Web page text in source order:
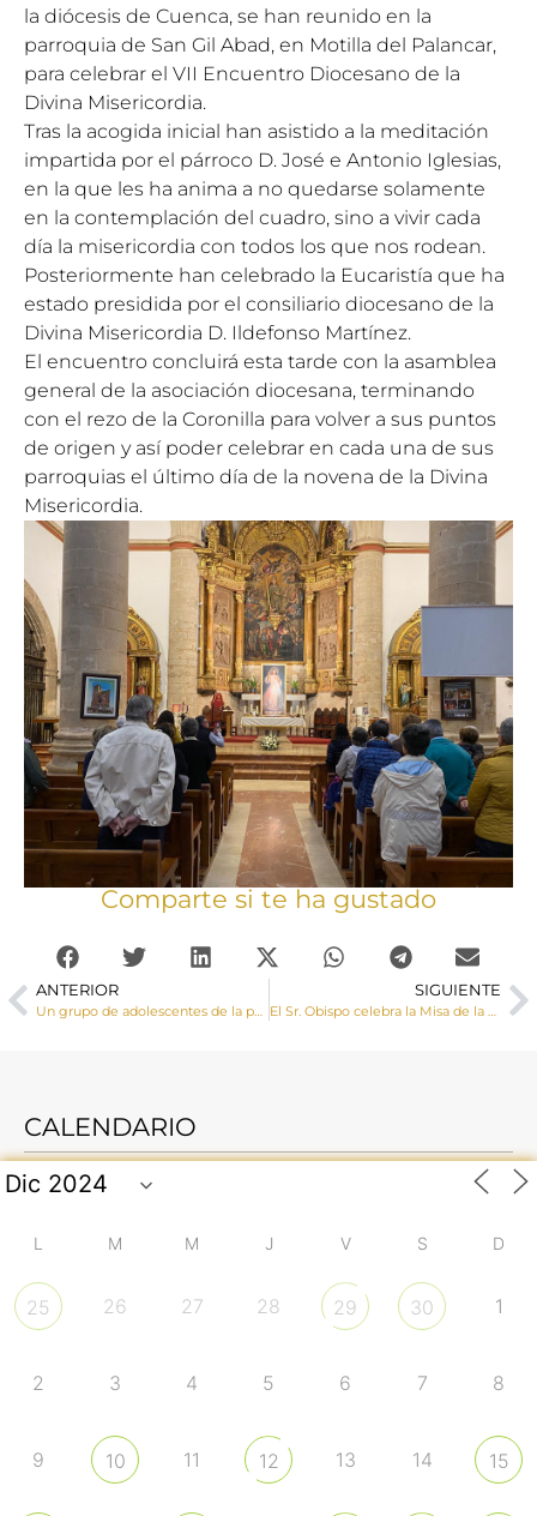
la diócesis de Cuenca, se han reunido en la
parroquia de San Gil Abad, en Motilla del Palancar,
para celebrar el VII Encuentro Diocesano de la
Divina Misericordia.
Tras la acogida inicial han asistido a la meditación
impartida por el párroco D. José e Antonio Iglesias,
en la que les ha anima a no quedarse solamente
en la contemplación del cuadro, sino a vivir cada
día la misericordia con todos los que nos rodean.
Posteriormente han celebrado la Eucaristía que ha
estado presidida por el consiliario diocesano de la
Divina Misericordia D. Ildefonso Martínez.
El encuentro concluirá esta tarde con la asamblea
general de la asociación diocesana, terminando
con el rezo de la Coronilla para volver a sus puntos
de origen y así poder celebrar en cada una de sus
parroquias el último día de la novena de la Divina
Misericordia.
Comparte si te ha gustado
ANTERIOR
Un grupo de adolescentes de la parroquia de Minglanilla reciben la Confirmación impartida por el Sr. Obispo
SIGUIENTE
El Sr. Obispo celebra la Misa de la Fiesta de la Divina Misericordia en la parroquia de San Román
CALENDARIO
L M M J V S D
25 26 27 28 29 30 1
2 3 4 5 6 7 8
9 10 11 12 13 14 15